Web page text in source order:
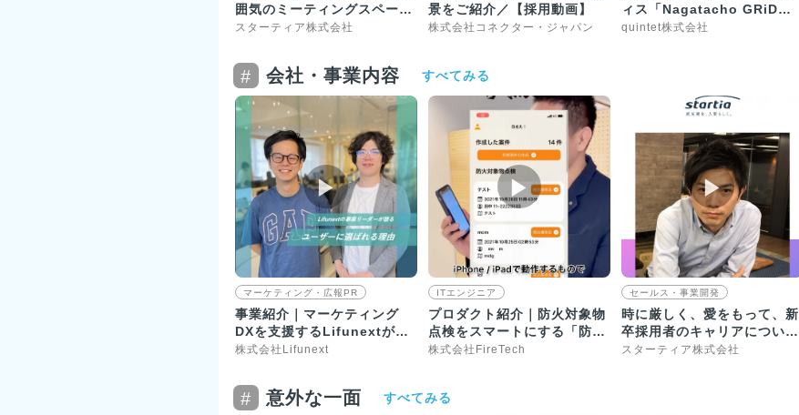
囲気のミーティングスペース
やちゃぶ台があります！
スターティア株式会社
景をご紹介／【採用動画】
株式会社コネクター・ジャパン
ィス「Nagatacho GRiD」
に入居しています
quintet株式会社
# 会社・事業内容 すべてみる
▶︎
マーケティング・広報PR
事業紹介｜マーケティング
DXを支援するLifunextが、
顧客から選ばれる理由
株式会社Lifunext
▶︎
ITエンジニア
プロダクト紹介｜防火対象物
点検をスマートにする「防点
丸」
株式会社FireTech
▶︎
セールス・事業開発
時に厳しく、愛をもって、新
卒採用者のキャリアについて
一緒になって考え、導きま
スターティア株式会社
# 意外な一面 すべてみる